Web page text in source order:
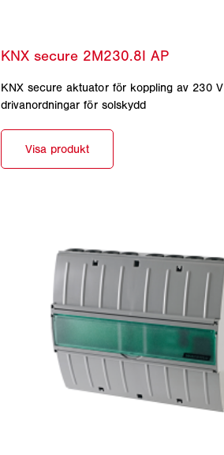
KNX secure aktuator för koppling av 230 V
drivanordningar för solskydd